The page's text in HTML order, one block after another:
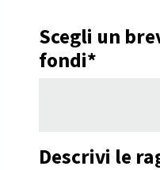
Scegli un
fondi*
Descrivi le